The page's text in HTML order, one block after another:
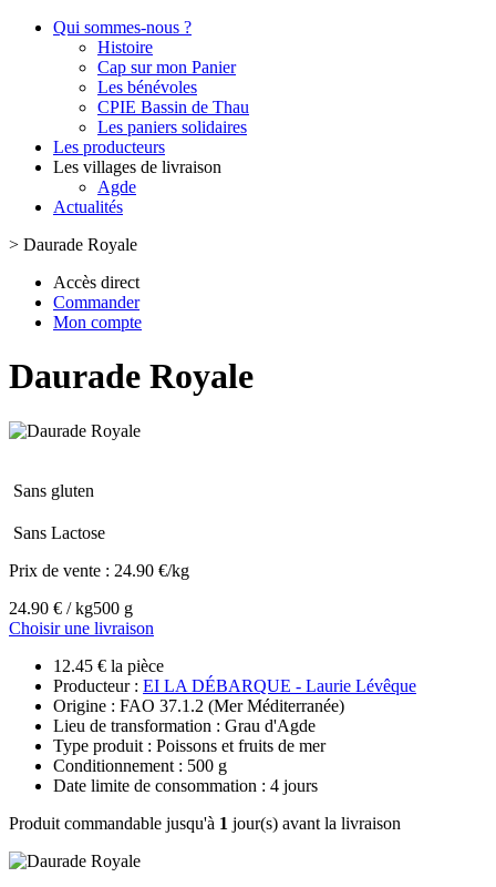
Qui sommes-nous ?
Histoire
Cap sur mon Panier
Les bénévoles
CPIE Bassin de Thau
Les paniers solidaires
Les producteurs
Les villages de livraison
Agde
Actualités
> Daurade Royale
Accès direct
Commander
Mon compte
Daurade Royale
Sans gluten
Sans Lactose
Prix de vente : 24.90 €/kg
24.90 € / kg500 g
Choisir une livraison
12.45 € la pièce
Producteur : EI LA DÉBARQUE - Laurie Lévêque
Origine : FAO 37.1.2 (Mer Méditerranée)
Lieu de transformation : Grau d'Agde
Type produit : Poissons et fruits de mer
Conditionnement : 500 g
Date limite de consommation : 4 jours
Produit commandable jusqu'à 1 jour(s) avant la livraison